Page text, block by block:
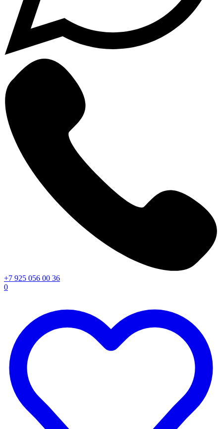
+7 925 056 00 36
0